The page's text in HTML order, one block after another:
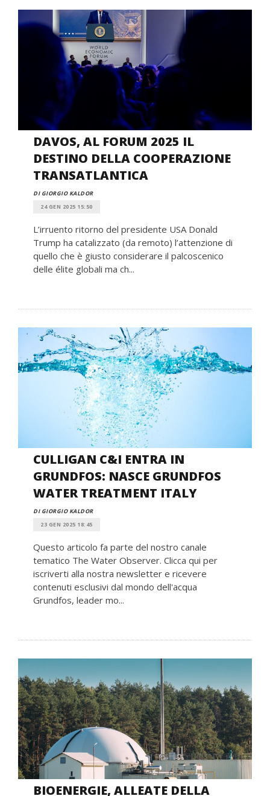
DAVOS, AL FORUM 2025 IL
DESTINO DELLA COOPERAZIONE
TRANSATLANTICA
DI GIORGIO KALDOR
24 GEN 2025 15:50
L’irruento ritorno del presidente USA Donald
Trump ha catalizzato (da remoto) l’attenzione di
quello che è giusto considerare il palcoscenico
delle élite globali ma ch...
CULLIGAN C&I ENTRA IN
GRUNDFOS: NASCE GRUNDFOS
WATER TREATMENT ITALY
DI GIORGIO KALDOR
23 GEN 2025 18:45
Questo articolo fa parte del nostro canale
tematico The Water Observer. Clicca qui per
iscriverti alla nostra newsletter e ricevere
contenuti esclusivi dal mondo dell'acqua
Grundfos, leader mo...
BIOENERGIE, ALLEATE DELLA